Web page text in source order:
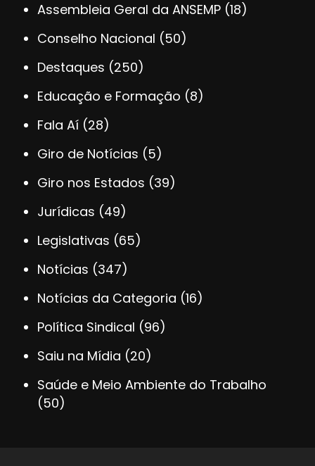
Assembleia Geral da ANSEMP (18)
Conselho Nacional (50)
Destaques (250)
Educação e Formação (8)
Fala Aí (28)
Giro de Notícias (5)
Giro nos Estados (39)
Jurídicas (49)
Legislativas (65)
Notícias (347)
Notícias da Categoria (16)
Política Sindical (96)
Saiu na Mídia (20)
Saúde e Meio Ambiente do Trabalho
(50)